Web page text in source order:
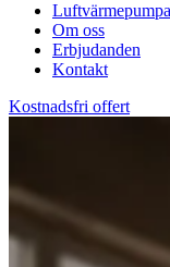
Om oss
Erbjudanden
Kontakt
Kostnadsfri offert